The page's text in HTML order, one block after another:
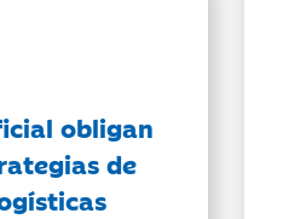
obligan
de